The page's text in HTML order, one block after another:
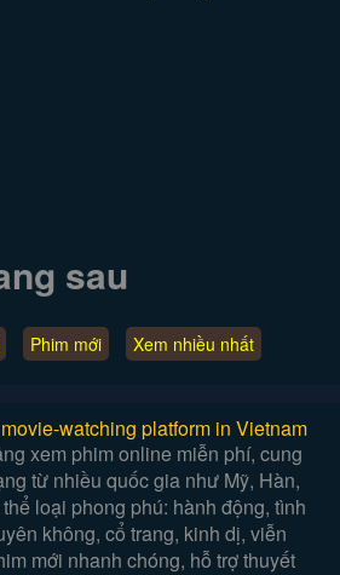
sau
Phim mới Xem nhiều nhất
watching platform in Vietnam
xem phim online miễn phí, cung
từ nhiều quốc gia như Mỹ, Hàn,
loại phong phú: hành động, tình
không, cổ trang, kinh dị, viễn
mới nhanh chóng, hỗ trợ thuyết